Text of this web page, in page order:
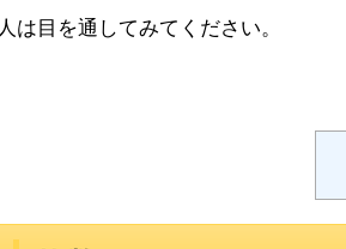
人は目を通してみてください。